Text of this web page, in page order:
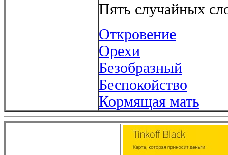
Пять случайных
Откровение
Орехи
Безобразный
Беспокойство
Кормящая мать